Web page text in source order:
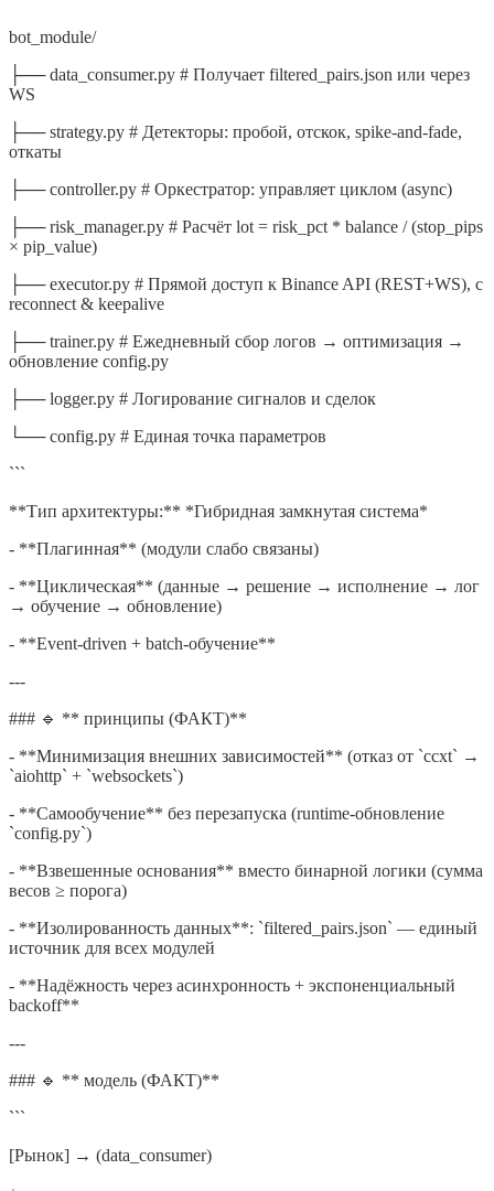
bot_module/
├── data_consumer.py # Получает filtered_pairs.json или через
WS
├── strategy.py # Детекторы: пробой, отскок, spike-and-fade,
откаты
├── controller.py # Оркестратор: управляет циклом (async)
├── risk_manager.py # Расчёт lot = risk_pct * balance / (stop_pips
× pip_value)
├── executor.py # Прямой доступ к Binance API (REST+WS), с
reconnect & keepalive
├── trainer.py # Ежедневный сбор логов → оптимизация →
обновление config.py
├── logger.py # Логирование сигналов и сделок
└── config.py # Единая точка параметров
```
**Тип архитектуры:** *Гибридная замкнутая система*
- **Плагинная** (модули слабо связаны)
- **Циклическая** (данные → решение → исполнение → лог
→ обучение → обновление)
- **Event-driven + batch-обучение**
---
### 🔹 ** принципы (ФАКТ)**
- **Минимизация внешних зависимостей** (отказ от `ccxt` →
`aiohttp` + `websockets`)
- **Самообучение** без перезапуска (runtime-обновление
`config.py`)
- **Взвешенные основания** вместо бинарной логики (сумма
весов ≥ порога)
- **Изолированность данных**: `filtered_pairs.json` — единый
источник для всех модулей
- **Надёжность через асинхронность + экспоненциальный
backoff**
---
### 🔹 ** модель (ФАКТ)**
```
[Рынок] → (data_consumer)